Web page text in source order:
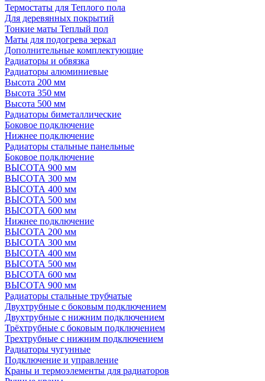
Термостаты для Теплого пола
Для деревянных покрытий
Тонкие маты Теплый пол
Маты для подогрева зеркал
Дополнительные комплектующие
Радиаторы и обвязка
Радиаторы алюминиевые
Высота 200 мм
Высота 350 мм
Высота 500 мм
Радиаторы биметаллические
Боковое подключение
Нижнее подключение
Радиаторы стальные панельные
Боковое подключение
ВЫСОТА 900 мм
ВЫСОТА 300 мм
ВЫСОТА 400 мм
ВЫСОТА 500 мм
ВЫСОТА 600 мм
Нижнее подключение
ВЫСОТА 200 мм
ВЫСОТА 300 мм
ВЫСОТА 400 мм
ВЫСОТА 500 мм
ВЫСОТА 600 мм
ВЫСОТА 900 мм
Радиаторы стальные трубчатые
Двухтрубные с боковым подключением
Двухтрубные с нижним подключением
Трёхтрубные с боковым подключением
Трехтрубные с нижним подключением
Радиаторы чугунные
Подключение и управление
Краны и термоэлементы для радиаторов